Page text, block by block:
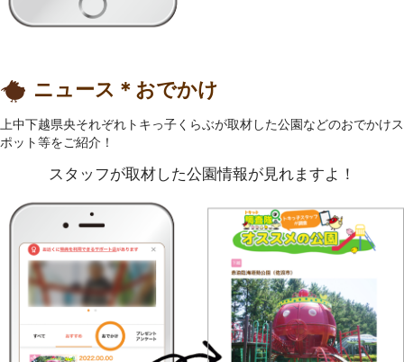
ニュース＊おでかけ
上中下越県央それぞれトキっ子くらぶが取材した公園などのおでかけス
ポット等をご紹介！
スタッフが取材した公園情報が見れますよ！